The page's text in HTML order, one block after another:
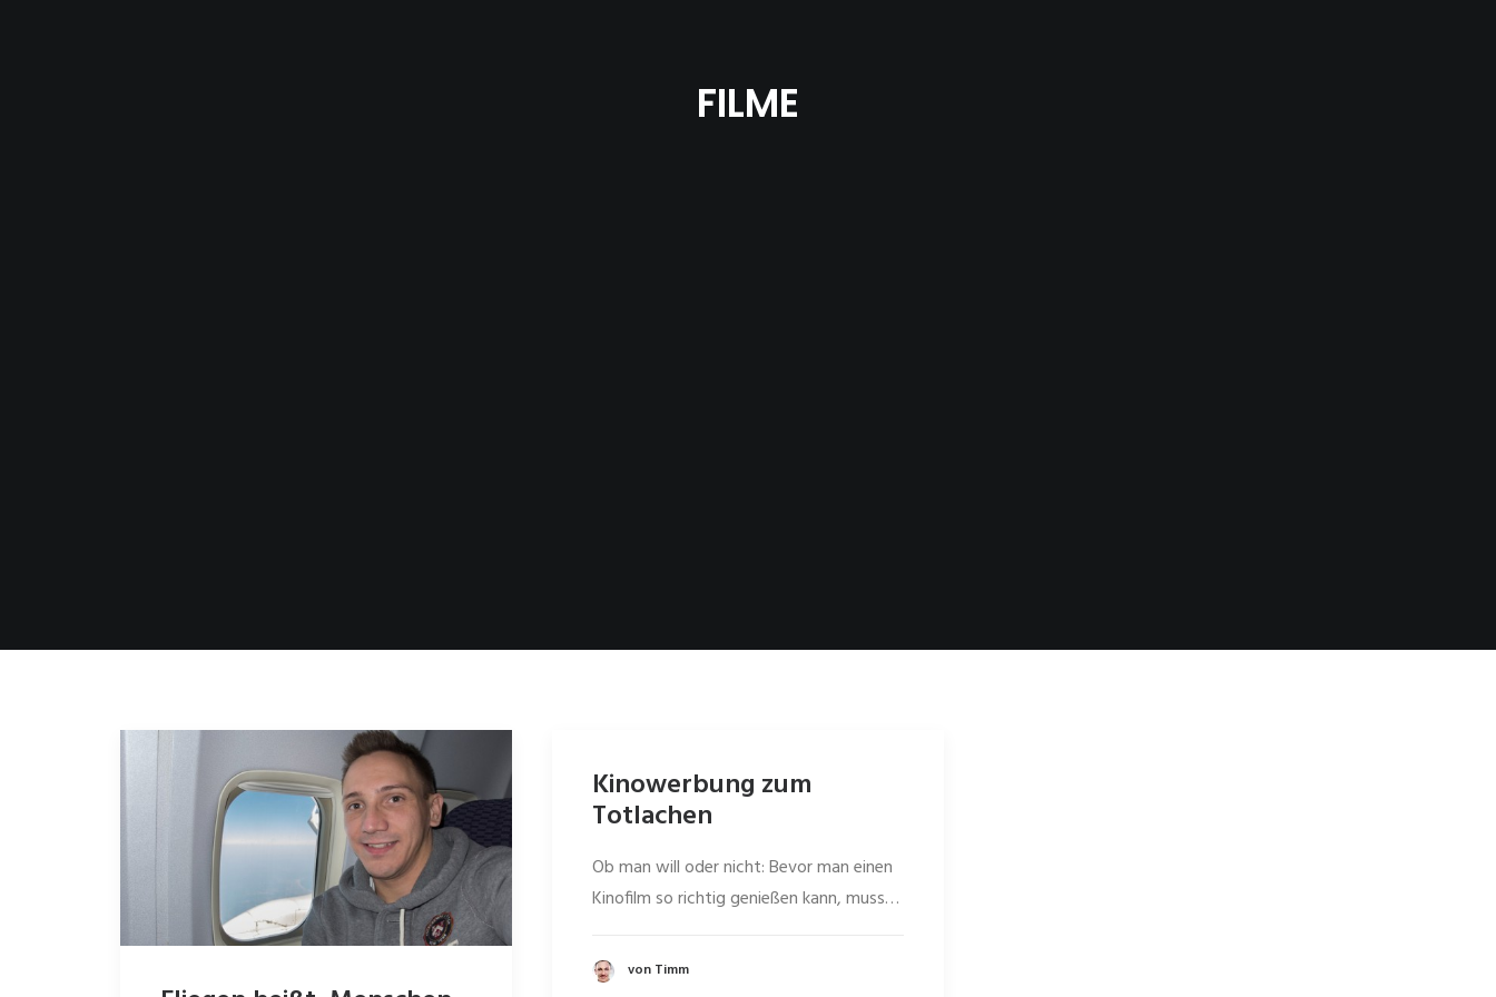
FILME
Kinowerbung zum
Totlachen
Ob man will oder nicht: Bevor man einen
Kinofilm so richtig genießen kann, muss…
von Timm